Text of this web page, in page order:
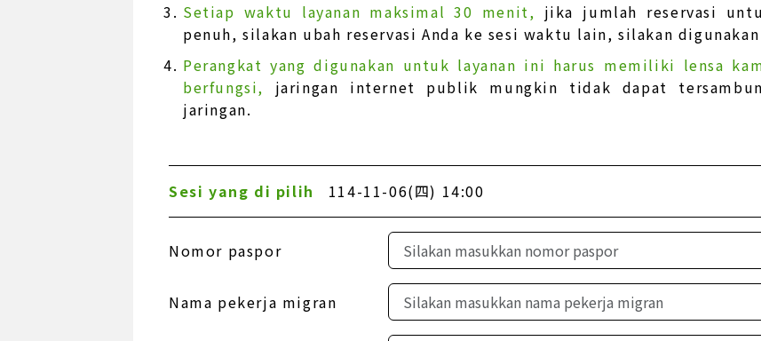
Setiap waktu layanan maksimal 30 menit, jika jumlah reservasi
penuh, silakan ubah reservasi Anda ke sesi waktu lain, silakan
Perangkat yang digunakan untuk layanan ini harus memiliki lensa
berfungsi, jaringan internet publik mungkin tidak dapat
jaringan.
Sesi yang di pilih 114-11-06(四) 14:00
Nomor paspor
Nama pekerja migran